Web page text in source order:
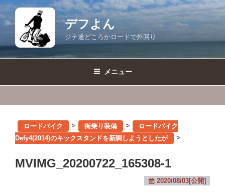
コ
ン
デフよん
ジテ通どころかロードで外回り
メニュー
ロードバイク > 街乗り装備 >
ロードバイク
Defy4(2014)のキックスタンドを新調しようとしたが
>
MVIMG_20200722_165308-1
2020/08/03[公開]